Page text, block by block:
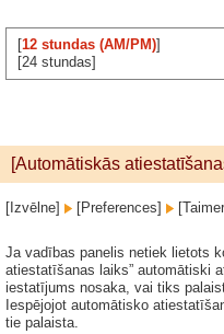
[12 stundas (AM/PM)]
[24 stundas]
[Automātiskās
[Izvēlne] [Preferences]
Ja vadības panelis netiek lietots
atiestatīšanas laiks” automātiski
iestatījums nosaka, vai tiks
Iespējojot automātisko
tie palaista.